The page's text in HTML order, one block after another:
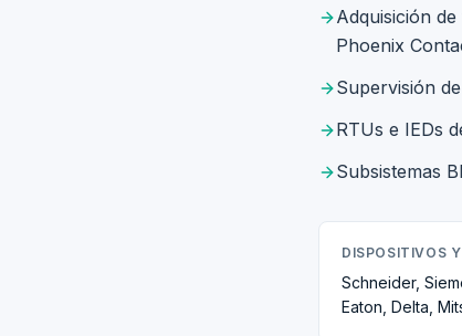
Adquisición
Phoenix
Supervisión
RTUs e IEDs
Subsistemas
DISPOSITIVOS
Schneider,
Eaton, Delta,